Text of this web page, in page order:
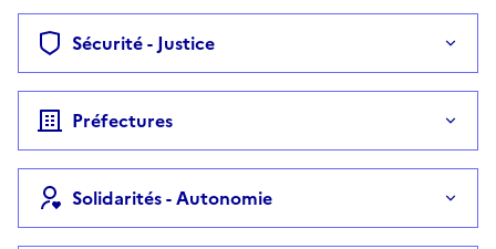
Sécurité - Justice
Préfectures
Solidarités - Autonomie